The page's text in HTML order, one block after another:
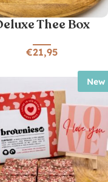
Thee Box
€21,95
New